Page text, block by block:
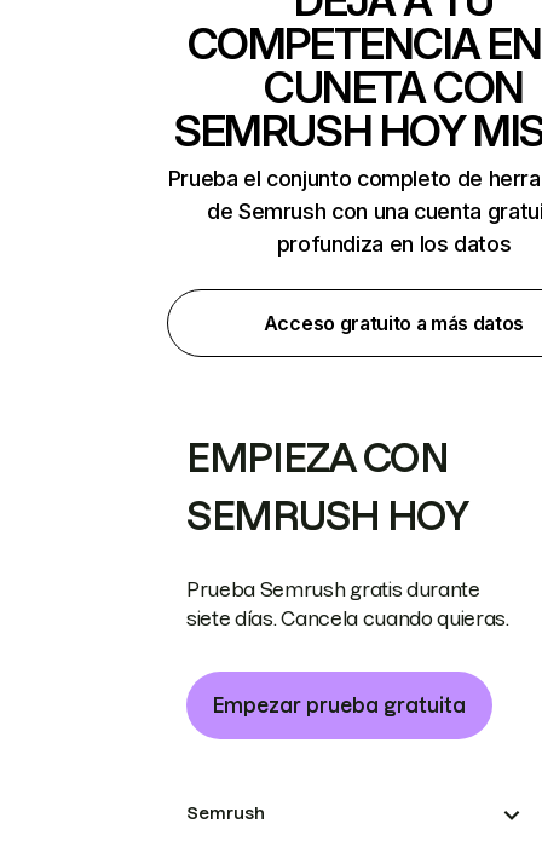
COMPETENCIA
CUNETA CON
SEMRUSH HOY
Prueba el conjunto completo de
de Semrush con una cuenta
profundiza en los datos
Acceso gratuito a más datos
EMPIEZA CON
SEMRUSH HOY
Prueba Semrush gratis durante
siete días. Cancela cuando quieras.
Empezar prueba gratuita
Semrush